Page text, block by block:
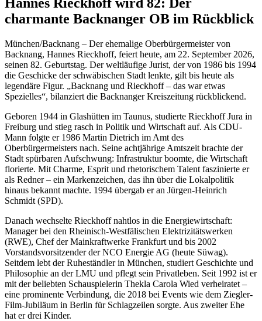
charmante Backnanger OB im Rückblick
München/Backnang – Der ehemalige Oberbürgermeister von
Backnang, Hannes Rieckhoff, feiert heute, am 22. September 2026,
seinen 82. Geburtstag. Der weltläufige Jurist, der von 1986 bis 1994
die Geschicke der schwäbischen Stadt lenkte, gilt bis heute als
legendäre Figur. „Backnang und Rieckhoff – das war etwas
Spezielles“, bilanziert die Backnanger Kreiszeitung rückblickend.
Geboren 1944 in Glashütten im Taunus, studierte Rieckhoff Jura in
Freiburg und stieg rasch in Politik und Wirtschaft auf. Als CDU-
Mann folgte er 1986 Martin Dietrich im Amt des
Oberbürgermeisters nach. Seine achtjährige Amtszeit brachte der
Stadt spürbaren Aufschwung: Infrastruktur boomte, die Wirtschaft
florierte. Mit Charme, Esprit und rhetorischem Talent faszinierte er
als Redner – ein Markenzeichen, das ihn über die Lokalpolitik
hinaus bekannt machte. 1994 übergab er an Jürgen-Heinrich
Schmidt (SPD).
Danach wechselte Rieckhoff nahtlos in die Energiewirtschaft:
Manager bei den Rheinisch-Westfälischen Elektrizitätswerken
(RWE), Chef der Mainkraftwerke Frankfurt und bis 2002
Vorstandsvorsitzender der NCO Energie AG (heute Süwag).
Seitdem lebt der Ruheständler in München, studiert Geschichte und
Philosophie an der LMU und pflegt sein Privatleben. Seit 1992 ist er
mit der beliebten Schauspielerin Thekla Carola Wied verheiratet –
eine prominente Verbindung, die 2018 bei Events wie dem Ziegler-
Film-Jubiläum in Berlin für Schlagzeilen sorgte. Aus zweiter Ehe
hat er drei Kinder.